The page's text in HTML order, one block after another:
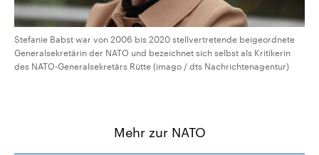
Stefanie Babst war von 2006 bis 2020 stellvertretende beigeordnete
Generalsekretärin der NATO und bezeichnet sich selbst als Kritikerin
des NATO-Generalsekretärs Rütte (imago / dts Nachrichtenagentur)
Mehr zur NATO